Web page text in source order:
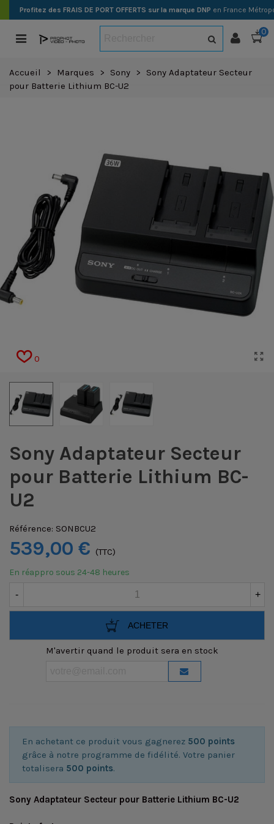
Profitez des FRAIS DE PORT OFFERTS sur la marque DNP en France
0
Accueil > Marques > Sony >
Sony Adaptateur Secteur
pour Batterie Lithium BC-U2
0
Sony Adaptateur Secteur
pour Batterie Lithium BC-
U2
Référence: SONBCU2
539,00 € (TTC)
En réappro sous 24-48 heures
- +
ACHETER
M'avertir quand le produit sera en stock
En achetant ce produit vous gagnerez 500 points
grâce à notre programme de fidélité. Votre panier
totalisera 500 points.
Sony Adaptateur Secteur pour Batterie Lithium BC-U2